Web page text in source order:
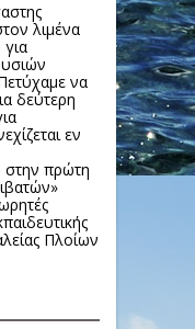
λιμένα
να
δεύτερη
εν
στην πρώτη
Πλοίων